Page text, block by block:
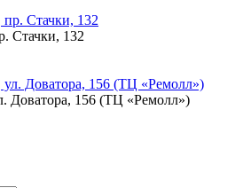
Стачки, 132
Доватора, 156 (ТЦ «Ремолл»)